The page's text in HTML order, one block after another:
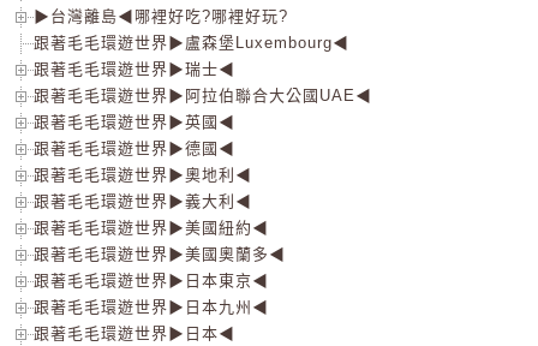
▶台灣離島◀哪裡好吃?哪裡好玩?
跟著毛毛環遊世界▶盧森堡Luxembourg◀
跟著毛毛環遊世界▶瑞士◀
跟著毛毛環遊世界▶阿拉伯聯合大公國UAE◀
跟著毛毛環遊世界▶英國◀
跟著毛毛環遊世界▶德國◀
跟著毛毛環遊世界▶奧地利◀
跟著毛毛環遊世界▶義大利◀
跟著毛毛環遊世界▶美國紐約◀
跟著毛毛環遊世界▶美國奧蘭多◀
跟著毛毛環遊世界▶日本東京◀
跟著毛毛環遊世界▶日本九州◀
跟著毛毛環遊世界▶日本◀